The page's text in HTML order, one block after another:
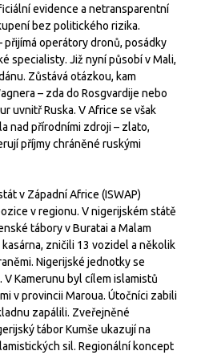
evidence a netransparentní
bez politického rizika.
přijímá operátory dronů, posádky
specialisty. Již nyní působí v Mali,
Zůstává otázkou, kam
– zda do Rosgvardije nebo
uvnitř Ruska. V Africe se však
nad přírodními zdroji – zlato,
příjmy chráněné ruskými
v Západní Africe (ISWAP)
v regionu. V nigerijském státě
tábory v Buratai a Malam
zničili 13 vozidel a několik
Nigerijské jednotky se
Kamerunu byl cílem islamistů
v provincii Maroua. Útočníci zabili
zapálili. Zveřejněné
tábor Kumše ukazují na
sil. Regionální koncept